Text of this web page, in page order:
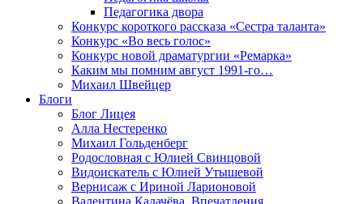
Педагогика двора
Конкурс короткого рассказа «Сестра таланта»
Конкурс «Во весь голос»
Конкурс новой драматургии «Ремарка»
Каким мы помним август 1991-го…
Михаил Швейцер
Блоги
Блог Лицея
Алла Нестеренко
Михаил Гольденберг
Родословная с Юлией Свинцовой
Видоискатель с Юлией Утышевой
Вернисаж с Ириной Ларионовой